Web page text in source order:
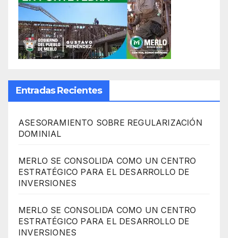
Entradas Recientes
ASESORAMIENTO SOBRE REGULARIZACIÓN
DOMINIAL
MERLO SE CONSOLIDA COMO UN CENTRO
ESTRATÉGICO PARA EL DESARROLLO DE
INVERSIONES
MERLO SE CONSOLIDA COMO UN CENTRO
ESTRATÉGICO PARA EL DESARROLLO DE
INVERSIONES